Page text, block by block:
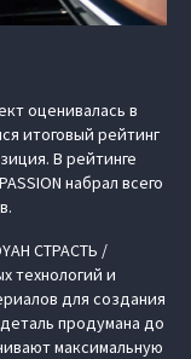
оценивалась в
итоговый рейтинг
В рейтинге
набрал всего
СТРАСТЬ /
технологий и
для создания
продумана до
максимальную